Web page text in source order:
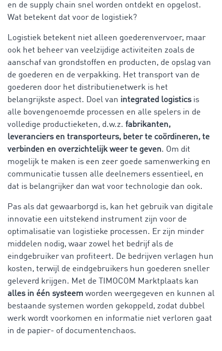
en de supply chain snel worden ontdekt en opgelost.
Wat betekent dat voor de logistiek?
Logistiek betekent niet alleen goederenvervoer, maar
ook het beheer van veelzijdige activiteiten zoals de
aanschaf van grondstoffen en producten, de opslag van
de goederen en de verpakking. Het transport van de
goederen door het distributienetwerk is het
belangrijkste aspect. Doel van integrated logisticsis
alle bovengenoemde processen en alle spelers in de
volledige productieketen, d.w.z. fabrikanten,
leveranciers en transporteurs, beter te coördineren, te
verbinden en overzichtelijk weer te geven. Om dit
mogelijk te maken is een zeer goede samenwerking en
communicatie tussen alle deelnemers essentieel, en
dat is belangrijker dan wat voor technologie dan ook.
Pas als dat gewaarborgd is, kan het gebruik van digitale
innovatie een uitstekend instrument zijn voor de
optimalisatie van logistieke processen. Er zijn minder
middelen nodig, waar zowel het bedrijf als de
eindgebruiker van profiteert. De bedrijven verlagen hun
kosten, terwijl de eindgebruikers hun goederen sneller
geleverd krijgen. Met de TIMOCOM Marktplaats kan
alles in één systeem worden weergegeven en kunnen al
bestaande systemen worden gekoppeld, zodat dubbel
werk wordt voorkomen en informatie niet verloren gaat
in de papier- of documentenchaos.